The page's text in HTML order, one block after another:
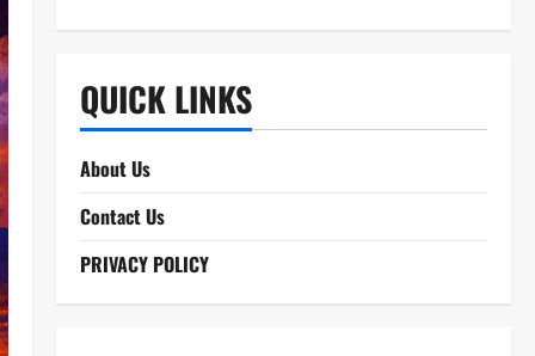
QUICK LINKS
About Us
Contact Us
PRIVACY POLICY